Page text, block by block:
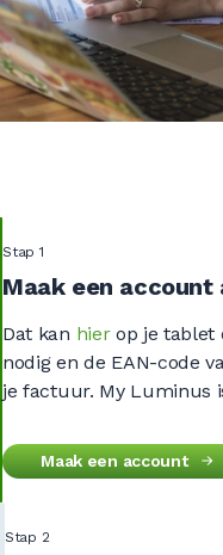
Stap 1
Maak een account
Dat kan hierop je tablet
nodig en de EAN-code
je factuur. My Luminus
Maak een account
Stap 2